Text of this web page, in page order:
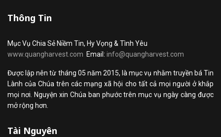
Thông Tin
Mục Vụ Chia Sẻ Niềm Tin, Hy Vọng & Tình Yêu
www.quangharvest.com Email: info@quangharvest.com
Được lập nên từ tháng 05 năm 2015, là mục vụ nhằm truyền bá Tin
Lành của Chúa trên các mạng xã hội cho tất cả mọi người ở khắp
mọi nơi. Nguyện xin Chúa ban phước trên mục vụ ngày càng được
mở rộng hơn.
Tài Nguyên